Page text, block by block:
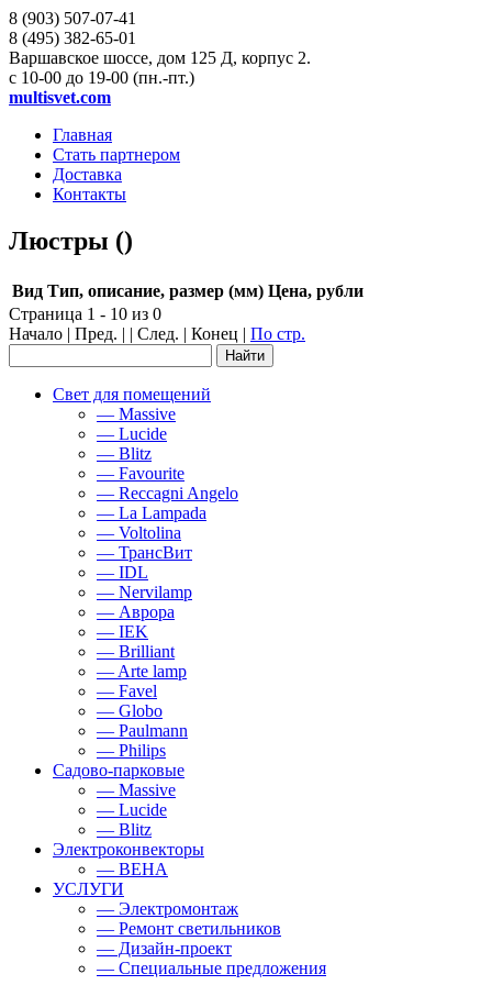
8 (903) 507-07-41
8 (495) 382-65-01
Варшавское шоссе, дом 125 Д, корпус 2.
с 10-00 до 19-00 (пн.-пт.)
multisvet.com
Главная
Стать партнером
Доставка
Контакты
Люстры ()
Вид Тип, описание, размер (мм) Цена, рубли
Страница 1 - 10 из 0
Начало | Пред. | | След. | Конец | По стр.
Свет для помещений
— Massive
— Lucide
— Blitz
— Favourite
— Reccagni Angelo
— La Lampada
— Voltolina
— ТрансВит
— IDL
— Nervilamp
— Аврора
— IEK
— Brilliant
— Arte lamp
— Favel
— Globo
— Paulmann
— Philips
Садово-парковые
— Massive
— Lucide
— Blitz
Электроконвекторы
— BEHA
УСЛУГИ
— Электромонтаж
— Ремонт светильников
— Дизайн-проект
— Специальные предложения